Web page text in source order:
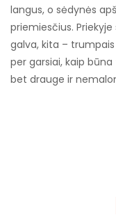
langus, o sėdynės
priemiesčius.
galva, kita – trumpais
per garsiai, kaip
bet drauge ir